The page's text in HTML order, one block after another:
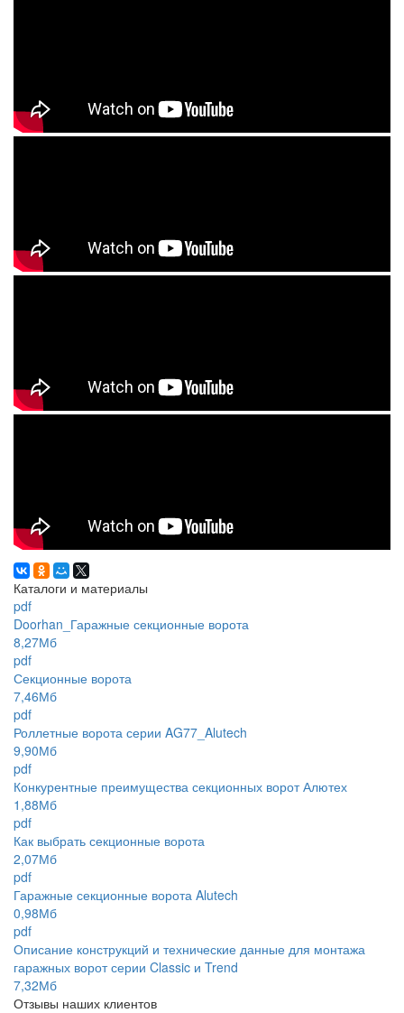
Каталоги и материалы
pdf
Doorhan_Гаражные секционные ворота
8,27Мб
pdf
Секционные ворота
7,46Мб
pdf
Роллетные ворота серии AG77_Alutech
9,90Мб
pdf
Конкурентные преимущества секционных ворот Алютех
1,88Мб
pdf
Как выбрать секционные ворота
2,07Мб
pdf
Гаражные секционные ворота Alutech
0,98Мб
pdf
Описание конструкций и технические данные для монтажа
гаражных ворот серии Classic и Trend
7,32Мб
Отзывы наших клиентов